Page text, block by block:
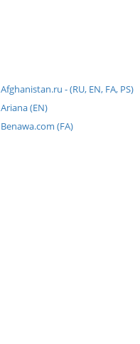
Afghanistan.ru - (RU, EN, FA, PS)
Ariana (EN)
Benawa.com (FA)